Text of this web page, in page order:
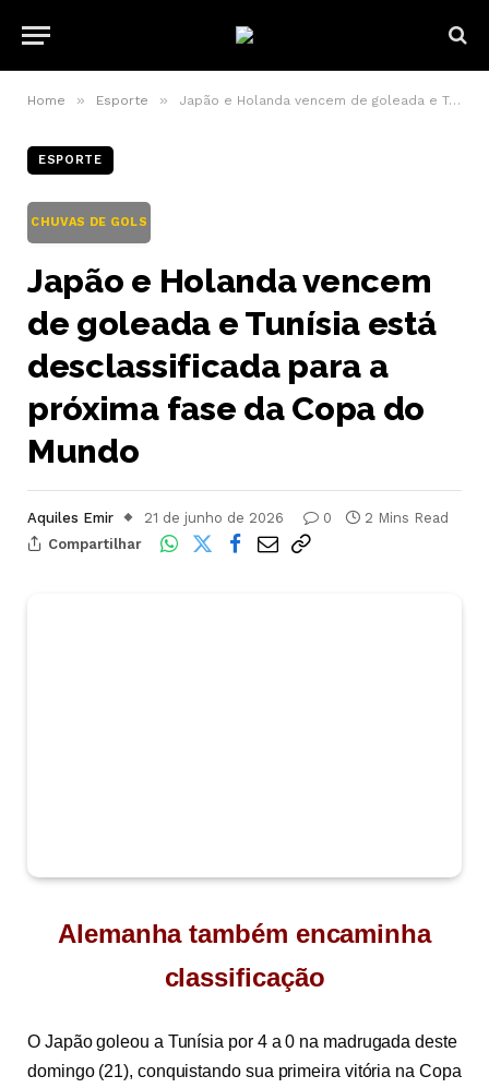
Home » Esporte » Japão e Holanda vencem de goleada e Tunísia está desclassificada para a próxima fase da Copa do Mundo
ESPORTE
CHUVAS DE GOLS
Japão e Holanda vencem
de goleada e Tunísia está
desclassificada para a
próxima fase da Copa do
Mundo
Aquiles Emir 21 de junho de 2026 0
2 Mins Read
Compartilhar
Alemanha também encaminha
classificação
O Japão goleou a Tunísia por 4 a 0 na madrugada deste
domingo (21), conquistando sua primeira vitória na Copa